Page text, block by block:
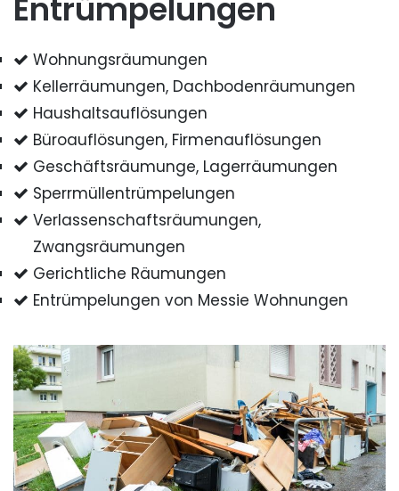
Entrümpelungen
Wohnungsräumungen
Kellerräumungen, Dachbodenräumungen
Haushaltsauflösungen
Büroauflösungen, Firmenauflösungen
Geschäftsräumunge, Lagerräumungen
Sperrmüllentrümpelungen
Verlassenschaftsräumungen,
Zwangsräumungen
Gerichtliche Räumungen
Entrümpelungen von Messie Wohnungen